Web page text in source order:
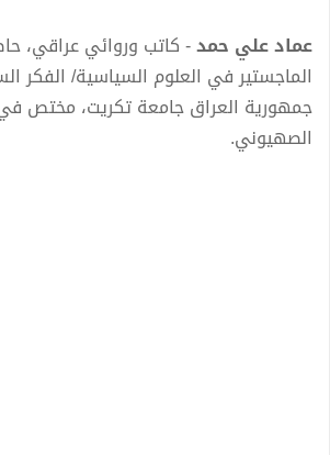
عماد علي حمد- كاتب وروائي عراقي،
الماجستير في العلوم السياسية/ الفكر
جمهورية العراق جامعة تكريت، مختص
الصهيوني.